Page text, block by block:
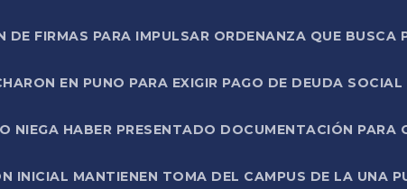
DE FIRMAS PARA IMPULSAR ORDENANZA QUE BUSCA
EN PUNO PARA EXIGIR PAGO DE DEUDA
NIEGA HABER PRESENTADO DOCUMENTACIÓN
INICIAL MANTIENEN TOMA DEL CAMPUS DE LA UNA